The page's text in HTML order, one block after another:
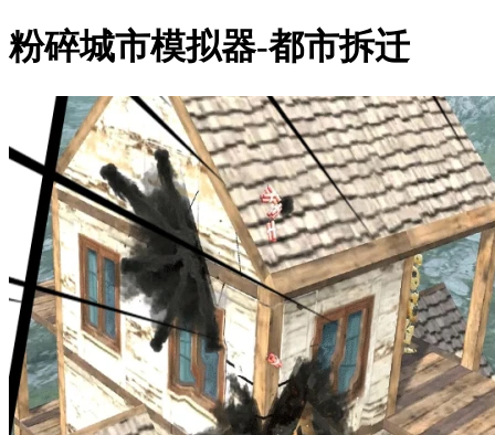
粉碎城市模拟器-都市拆迁